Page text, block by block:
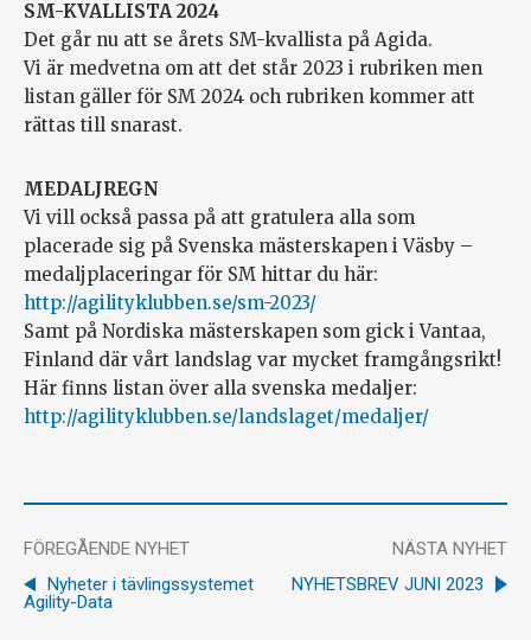
SM-KVALLISTA 2024
Det går nu att se årets SM-kvallista på Agida.
Vi är medvetna om att det står 2023 i rubriken men
listan gäller för SM 2024 och rubriken kommer att
rättas till snarast.
MEDALJREGN
Vi vill också passa på att gratulera alla som
placerade sig på Svenska mästerskapen i Väsby –
medaljplaceringar för SM hittar du här:
http://agilityklubben.se/sm-2023/
Samt på Nordiska mästerskapen som gick i Vantaa,
Finland där vårt landslag var mycket framgångsrikt!
Här finns listan över alla svenska medaljer:
http://agilityklubben.se/landslaget/medaljer/
FÖREGÅENDE NYHET
Nyheter i tävlingssystemet
Agility-Data
NÄSTA NYHET
NYHETSBREV JUNI 2023